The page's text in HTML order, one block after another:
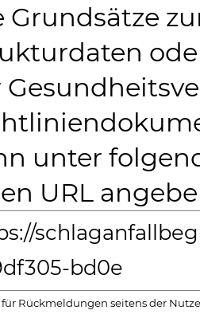
Grundsätze
unter
URL
bd0e
Rückmeldungen seitens der